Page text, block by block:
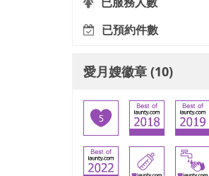
已預約件數
愛月嫂徽章 (10)